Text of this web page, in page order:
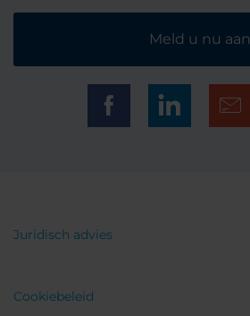
Meld u nu aan
Juridisch advies
Cookiebeleid